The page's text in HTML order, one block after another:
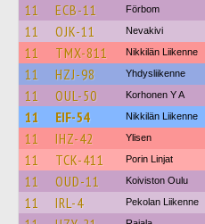
11 ECB-11 Förbom
11 OJK-11 Nevakivi
11 TMX-811 Nikkilän Liikenne
11 HZJ-98 Yhdysliikenne
11 OUL-50 Korhonen Y A
11 EIF-54 Nikkilän Liikenne
11 IHZ-42 Ylisen
11 TCK-411 Porin Linjat
11 OUD-11 Koiviston Oulu
11 IRL-4 Pekolan Liikenne